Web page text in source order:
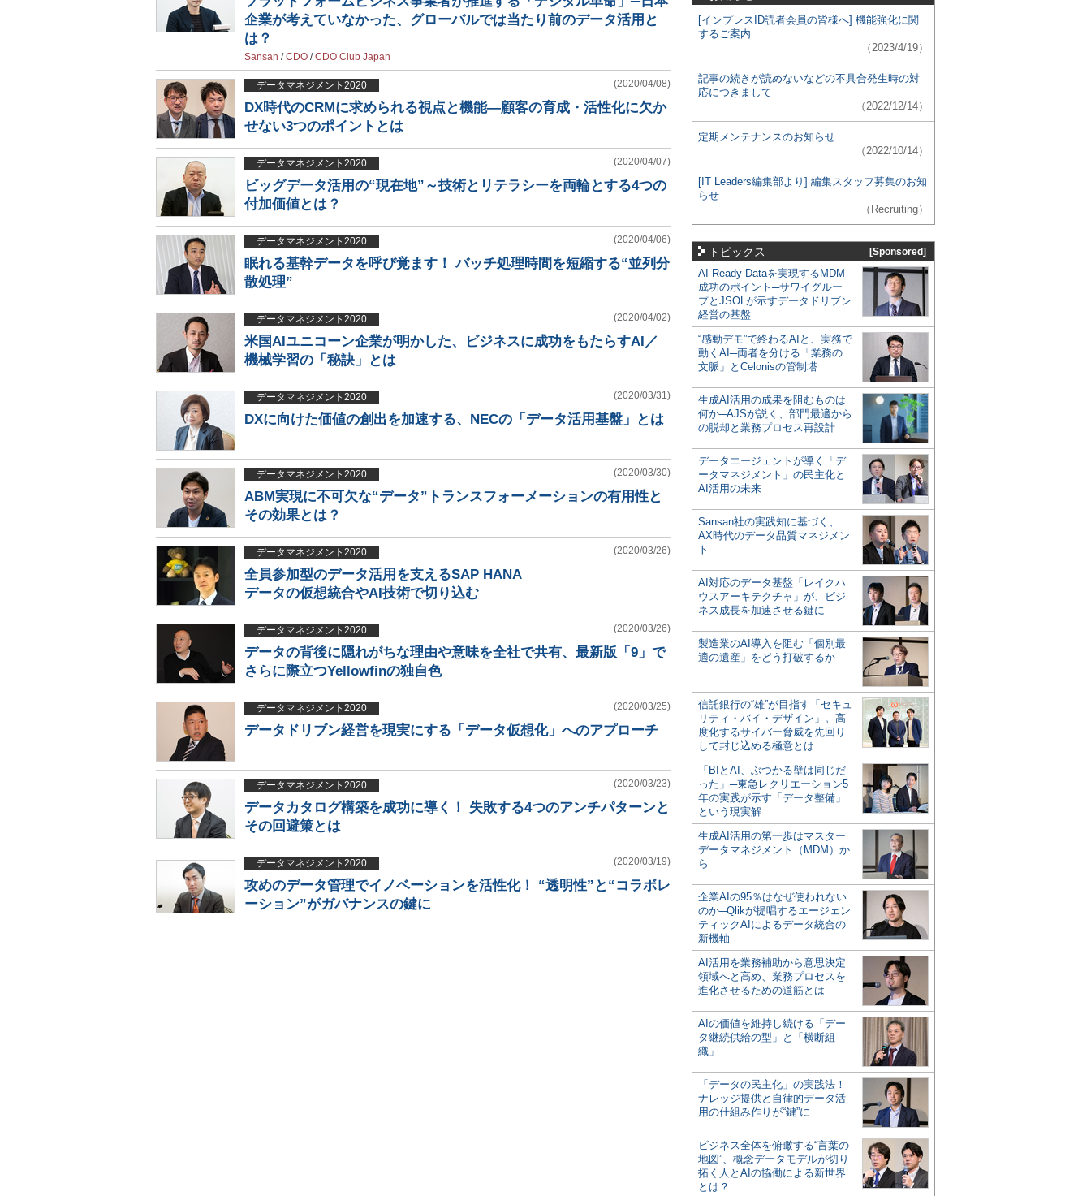
企業が考えていなかった、グローバルでは当たり前のデータ活用と
は？
Sansan /CDO /CDO Club Japan
データマネジメント2020 (2020/04/08)
DX時代のCRMに求められる視点と機能―顧客の育成・活性化に欠か
せない3つのポイントとは
データマネジメント2020 (2020/04/07)
ビッグデータ活用の“現在地”～技術とリテラシーを両輪とする4つの
付加価値とは？
データマネジメント2020 (2020/04/06)
眠れる基幹データを呼び覚ます！ バッチ処理時間を短縮する“並列分
散処理”
データマネジメント2020 (2020/04/02)
米国AIユニコーン企業が明かした、ビジネスに成功をもたらすAI／
機械学習の「秘訣」とは
データマネジメント2020 (2020/03/31)
DXに向けた価値の創出を加速する、NECの「データ活用基盤」とは
データマネジメント2020 (2020/03/30)
ABM実現に不可欠な“データ”トランスフォーメーションの有用性と
その効果とは？
データマネジメント2020 (2020/03/26)
全員参加型のデータ活用を支えるSAP HANA
データの仮想統合やAI技術で切り込む
データマネジメント2020 (2020/03/26)
データの背後に隠れがちな理由や意味を全社で共有、最新版「9」で
さらに際立つYellowfinの独自色
データマネジメント2020 (2020/03/25)
データドリブン経営を現実にする「データ仮想化」へのアプローチ
データマネジメント2020 (2020/03/23)
データカタログ構築を成功に導く！ 失敗する4つのアンチパターンと
その回避策とは
データマネジメント2020 (2020/03/19)
攻めのデータ管理でイノベーションを活性化！ “透明性”と“コラボレ
ーション”がガバナンスの鍵に
[インプレスID読者会員の皆様へ] 機能強化に関
するご案内
（2023/4/19）
記事の続きが読めないなどの不具合発生時の対
応につきまして
（2022/12/14）
定期メンテナンスのお知らせ
（2022/10/14）
[IT Leaders編集部より] 編集スタッフ募集のお知
らせ
（Recruiting）
トピックス [Sponsored]
AI Ready Dataを実現するMDM
成功のポイント─サワイグルー
プとJSOLが示すデータドリブン
経営の基盤
“感動デモ”で終わるAIと、実務で
動くAI─両者を分ける「業務の
文脈」とCelonisの管制塔
生成AI活用の成果を阻むものは
何か─AJSが説く、部門最適から
の脱却と業務プロセス再設計
データエージェントが導く「デ
ータマネジメント」の民主化と
AI活用の未来
Sansan社の実践知に基づく、
AX時代のデータ品質マネジメン
ト
AI対応のデータ基盤「レイクハ
ウスアーキテクチャ」が、ビジ
ネス成長を加速させる鍵に
製造業のAI導入を阻む「個別最
適の遺産」をどう打破するか
信託銀行の“雄”が目指す「セキュ
リティ・バイ・デザイン」。高
度化するサイバー脅威を先回り
して封じ込める極意とは
「BIとAI、ぶつかる壁は同じだ
った」─東急レクリエーション5
年の実践が示す「データ整備」
という現実解
生成AI活用の第一歩はマスター
データマネジメント（MDM）か
ら
企業AIの95％はなぜ使われない
のか─Qlikが提唱するエージェン
ティックAIによるデータ統合の
新機軸
AI活用を業務補助から意思決定
領域へと高め、業務プロセスを
進化させるための道筋とは
AIの価値を維持し続ける「デー
タ継続供給の型」と「横断組
織」
「データの民主化」の実践法！
ナレッジ提供と自律的データ活
用の仕組み作りが“鍵”に
ビジネス全体を俯瞰する“言葉の
地図”、概念データモデルが切り
拓く人とAIの協働による新世界
とは？